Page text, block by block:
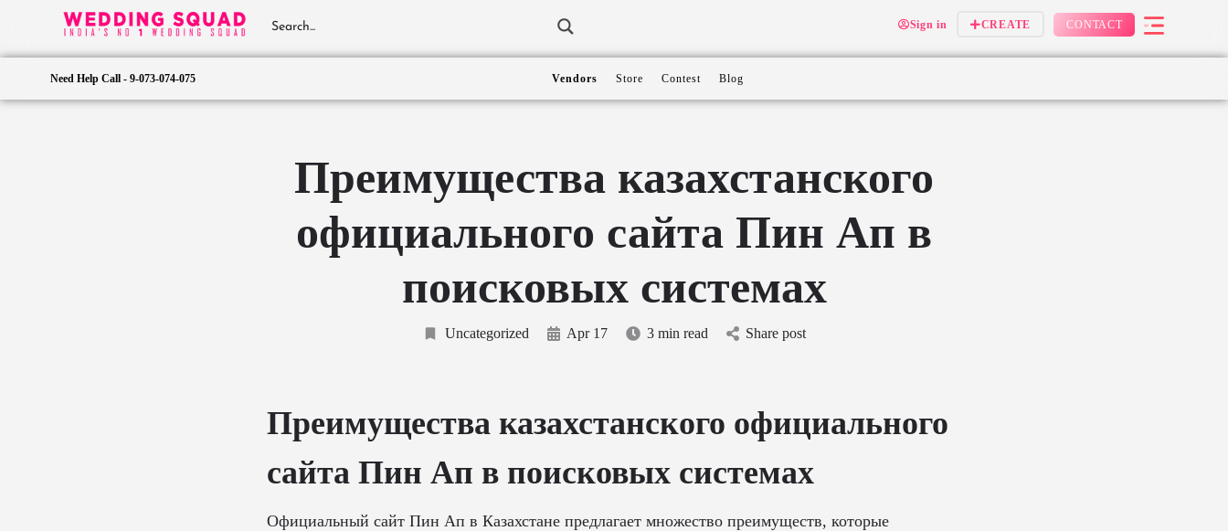
Sign in CREATE CONTACT
Need Help Call - 9-073-074-075 Vendors Store Contest Blog
Преимущества казахстанского
официального сайта Пин Ап в
поисковых системах
Uncategorized Apr 17 3 min read Share post
Преимущества казахстанского официального
сайта Пин Ап в поисковых системах
Официальный сайт Пин Ап в Казахстане предлагает множество преимуществ, которые